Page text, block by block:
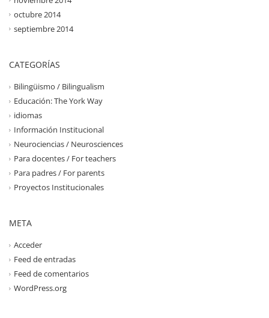
octubre 2014
septiembre 2014
CATEGORÍAS
Bilingüismo / Bilingualism
Educación: The York Way
idiomas
Información Institucional
Neurociencias / Neurosciences
Para docentes / For teachers
Para padres / For parents
Proyectos Institucionales
META
Acceder
Feed de entradas
Feed de comentarios
WordPress.org